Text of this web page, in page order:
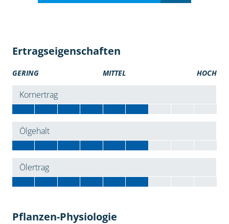
Ertragseigenschaften
GERING MITTEL HOCH
Kornertrag
Ölgehalt
Ölertrag
Pflanzen-Physiologie